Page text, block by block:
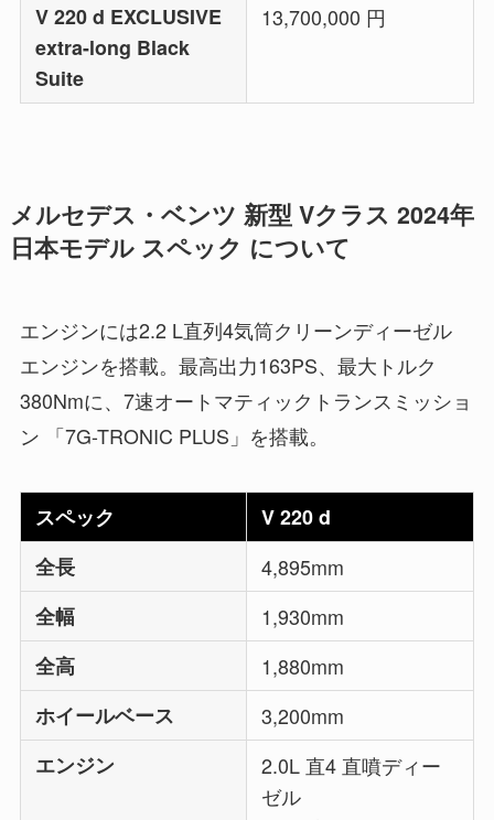
V 220 d EXCLUSIVE
extra-long Black
Suite
13,700,000 円
メルセデス・ベンツ 新型 Vクラス 2024年
日本モデル スペック について
エンジンには2.2 L直列4気筒クリーンディーゼル
エンジンを搭載。最高出力163PS、最大トルク
380Nmに、7速オートマティックトランスミッショ
ン 「7G-TRONIC PLUS」を搭載。
スペック
V 220 d
全長
4,895mm
全幅
1,930mm
全高
1,880mm
ホイールベース
3,200mm
エンジン
2.0L 直4 直噴ディー
ゼル